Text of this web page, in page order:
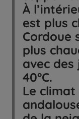
À
est plus
Cordoue
plus
avec des
40°C.
Le